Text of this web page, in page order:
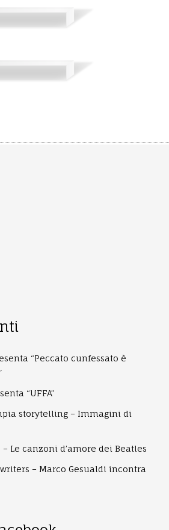
“Peccato cunfessato è
“UFFA”
storytelling – Immagini di
– Le canzoni d’amore dei Beatles
– Marco Gesualdi incontra